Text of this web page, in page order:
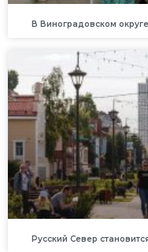
В Виноградовском
Русский Север